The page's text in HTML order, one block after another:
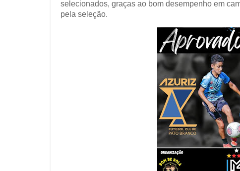
selecionados, graças ao bom desempenho em
pela seleção.